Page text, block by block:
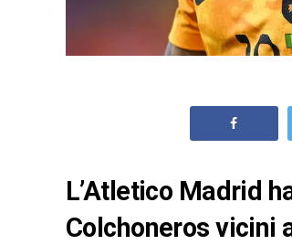
L’Atletico Madrid
Colchoneros vicini